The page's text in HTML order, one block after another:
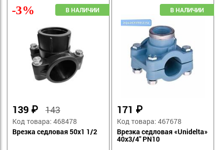
139 ₽143
Код товара: 468478
Врезка седловая 50х1 1/2
-3%
171 ₽
Код товара: 467678
Врезка седловая «Unidelta»
40х3/4" PN10